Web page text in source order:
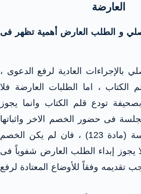
العارضة
و الطلب العارض أهمية تظهر فى
بالإجراءات العادية لرفع الدعوى ،
الكتاب ، اما الطلبات العارضة فلا
تودع قلم الكتاب وانما يجوز
فى حضور الخصم الاخر واثباتها
فى محضر الجلسة (مادة 123) ، فان لم يكن الخصم
يجوز إبداء الطلب العارض شفوياً فى
تقديمه وفقاً للأوضاع المعتادة لرفع